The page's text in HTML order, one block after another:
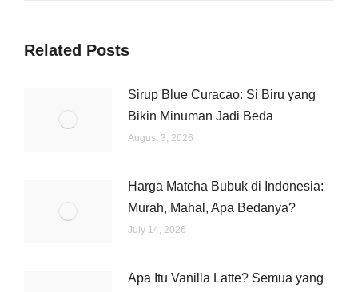
Related Posts
Sirup Blue Curacao: Si Biru yang
Bikin Minuman Jadi Beda
August 3, 2026
Harga Matcha Bubuk di Indonesia:
Murah, Mahal, Apa Bedanya?
July 14, 2026
Apa Itu Vanilla Latte? Semua yang